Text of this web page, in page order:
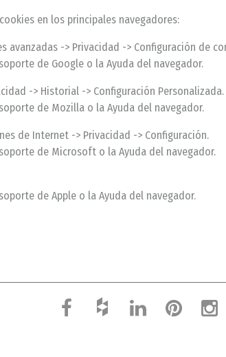
en los principales navegadores:
avanzadas -> Privacidad -> Configuración de
de Google o la Ayuda del navegador.
-> Historial -> Configuración Personalizada.
de Mozilla o la Ayuda del navegador.
de Internet -> Privacidad -> Configuración.
de Microsoft o la Ayuda del navegador.
de Apple o la Ayuda del navegador.